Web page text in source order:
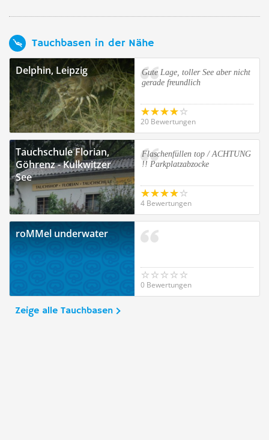
Tauchbasen in der Nähe
Delphin, Leipzig
Gute Lage, toller See aber nicht
gerade freundlich
20 Bewertungen
Tauchschule Florian,
Göhrenz - Kulkwitzer
See
Flaschenfüllen top / ACHTUNG
!! Parkplatzabzocke
4 Bewertungen
roMMel underwater
0 Bewertungen
Zeige alle Tauchbasen